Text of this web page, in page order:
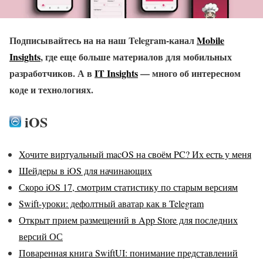
Подписывайтесь на на наш Telegram-каналMobile
Insights, где еще больше материалов для мобильных
разработчиков. А в IT Insights— много об интересном
коде и технологиях.
iOS
Хочите виртуальный macOS на своём PC? Их есть у меня
Шейдеры в iOS для начинающих
Скоро iOS 17, смотрим статистику по старым версиям
Swift-уроки: дефолтный аватар как в Telegram
Открыт прием размещений в App Store для последних
версий ОС
Поваренная книга SwiftUI: понимание представлений